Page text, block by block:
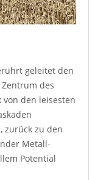
geleitet den
des
von den leisesten
zurück zu den
Metall-
Potential